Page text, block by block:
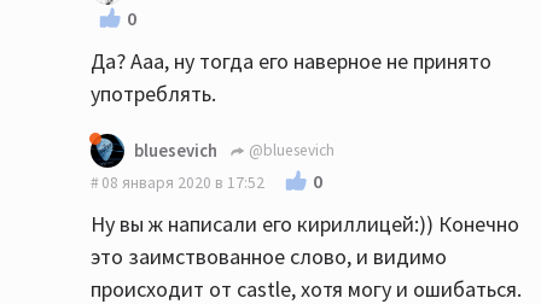
0
Да? Ааа, ну тогда его наверное не принято
употреблять.
bluesevich
@bluesevich
08 января 2020 в 17:52
0
Ну вы ж написали его кириллицей:)) Конечно
это заимствованное слово, и видимо
происходит от castle, хотя могу и ошибаться.